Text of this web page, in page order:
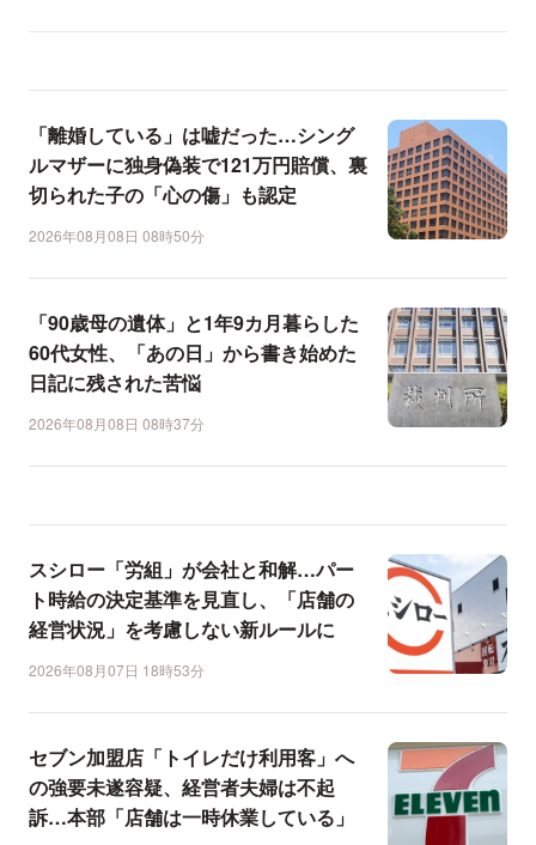
「離婚している」は嘘だった…シング
ルマザーに独身偽装で121万円賠償、裏
切られた子の「心の傷」も認定
2026年08月08日 08時50分
「90歳母の遺体」と1年9カ月暮らした
60代女性、「あの日」から書き始めた
日記に残された苦悩
2026年08月08日 08時37分
スシロー「労組」が会社と和解…パー
ト時給の決定基準を見直し、「店舗の
経営状況」を考慮しない新ルールに
2026年08月07日 18時53分
セブン加盟店「トイレだけ利用客」へ
の強要未遂容疑、経営者夫婦は不起
訴…本部「店舗は一時休業している」